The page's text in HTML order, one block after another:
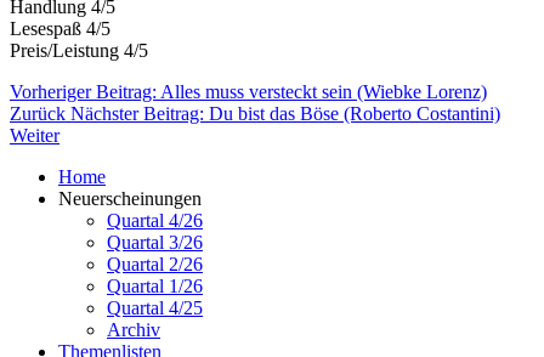
Handlung 4/5
Lesespaß 4/5
Preis/Leistung 4/5
Vorheriger Beitrag: Alles muss versteckt sein (Wiebke Lorenz)
Zurück Nächster Beitrag: Du bist das Böse (Roberto Costantini)
Weiter
Home
Neuerscheinungen
Quartal 4/26
Quartal 3/26
Quartal 2/26
Quartal 1/26
Quartal 4/25
Archiv
Themenlisten